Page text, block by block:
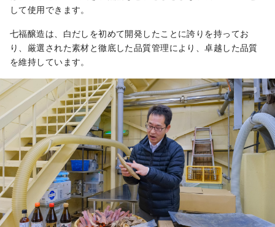
して使用できます。
七福醸造は、白だしを初めて開発したことに誇りを持ってお
り、厳選された素材と徹底した品質管理により、卓越した品質
を維持しています。